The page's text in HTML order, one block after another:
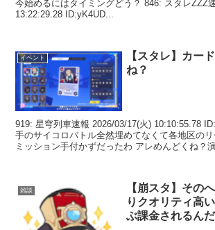
今始めるにはタイミングどう？ 846: スタレZZZ
13:22:29.28 ID:yK4UD...
イベント
【スタレ】カー
ね？
919: 星穹列車速報 2026/03/17(火) 10:10:55.78
手のサイコロバトル全然埋めてなくて各地区の
ミッション手付かずだったわ アレめんどくね？
雑談
【崩スタ】その
りクオリティ高
ぶ課金されるん